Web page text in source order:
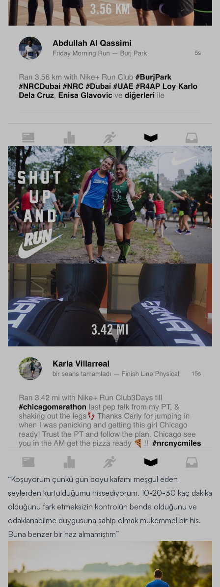
“Koşuyorum çünkü gün boyu kafamı meşgul eden
şeylerden kurtulduğumu hissediyorum. 10-20-30 kaç dakika
olduğunu fark etmeksizin kontrolün bende olduğunu ve
odaklanabilme duygusuna sahip olmak mükemmel bir his.
Buna benzer bir haz almamıştım”